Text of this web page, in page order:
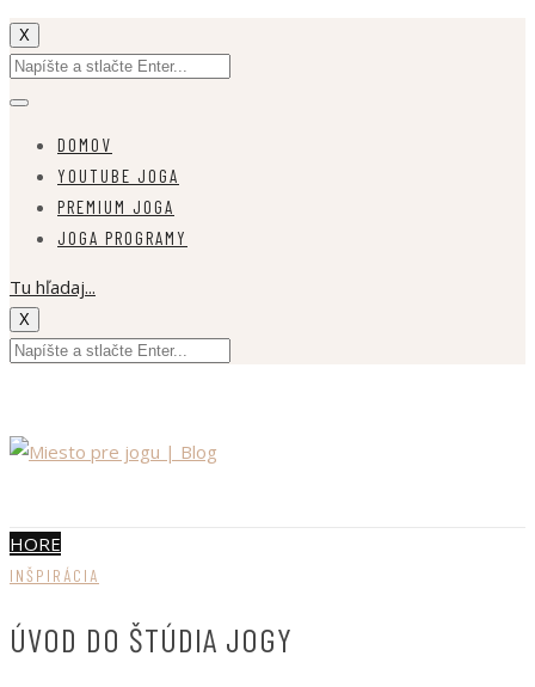
X
DOMOV
YOUTUBE JOGA
PREMIUM JOGA
JOGA PROGRAMY
Tu hľadaj...
X
HORE
INŠPIRÁCIA
ÚVOD DO ŠTÚDIA JOGY